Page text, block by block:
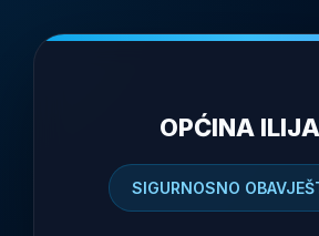
OPĆINA
SIGURNOSNO